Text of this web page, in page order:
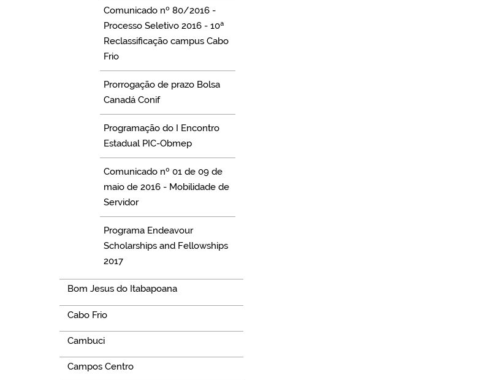
Comunicado nº 80/2016 -
Processo Seletivo 2016 - 10ª
Reclassificação campus Cabo
Frio
Prorrogação de prazo Bolsa
Canadá Conif
Programação do I Encontro
Estadual PIC-Obmep
Comunicado nº 01 de 09 de
maio de 2016 - Mobilidade de
Servidor
Programa Endeavour
Scholarships and Fellowships
2017
Bom Jesus do Itabapoana
Cabo Frio
Cambuci
Campos Centro